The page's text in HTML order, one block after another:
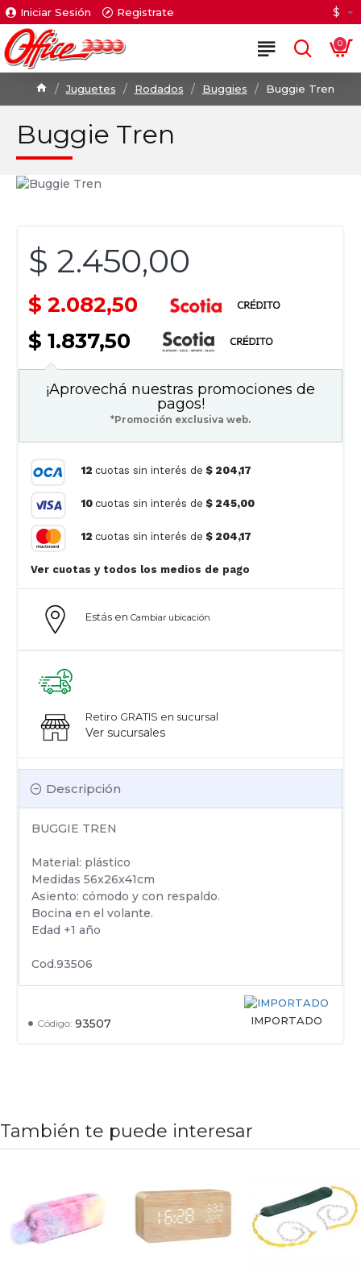
Iniciar Sesión Registrate $
0
Juguetes Rodados Buggies Buggie Tren
Buggie Tren
Código: 93507 IMPORTADO
$ 2.450,00
$ 2.082,50
$ 1.837,50
Descripción
BUGGIE TREN
Material: plástico
Medidas 56x26x41cm
Asiento: cómodo y con respaldo.
Bocina en el volante.
Edad +1 año
Cod.93506
Estás en Cambiar ubicación
Retiro GRATIS en sucursal
Ver sucursales
¡Aprovechá nuestras promociones de
pagos!
*Promoción exclusiva web.
12 cuotas sin interés de $ 204,17
10 cuotas sin interés de $ 245,00
12 cuotas sin interés de $ 204,17
Ver cuotas y todos los medios de pago
También te puede interesar